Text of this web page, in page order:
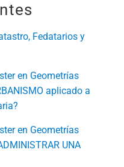
Fedatarios y
en Geometrías
aplicado a
en Geometrías
UNA